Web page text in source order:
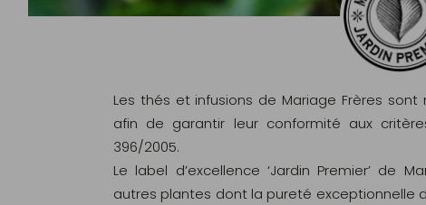
Les thés et infusions de Mariage Frères
afin de garantir leur conformité aux
396/2005.
Le label d’excellence ‘Jardin Premier’ de
autres plantes dont la pureté exceptionnelle